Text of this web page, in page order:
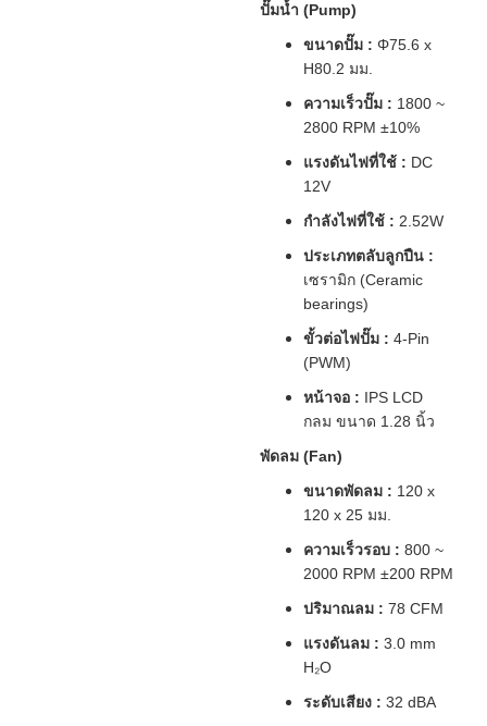
ปั๊มน้ำ (Pump)
ขนาดปั๊ม : Φ75.6 x
H80.2 มม.
ความเร็วปั๊ม : 1800 ~
2800 RPM ±10%
แรงดันไฟที่ใช้ : DC
12V
กำลังไฟที่ใช้ : 2.52W
ประเภทตลับลูกปืน :
เซรามิก (Ceramic
bearings)
ขั้วต่อไฟปั๊ม : 4-Pin
(PWM)
หน้าจอ : IPS LCD
กลม ขนาด 1.28 นิ้ว
พัดลม (Fan)
ขนาดพัดลม : 120 x
120 x 25 มม.
ความเร็วรอบ : 800 ~
2000 RPM ±200 RPM
ปริมาณลม : 78 CFM
แรงดันลม : 3.0 mm
H₂O
ระดับเสียง : 32 dBA